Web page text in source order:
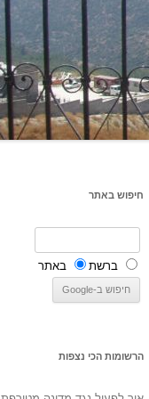
חיפוש באתר
ברשת באתר
הרשומות הכי נצפות